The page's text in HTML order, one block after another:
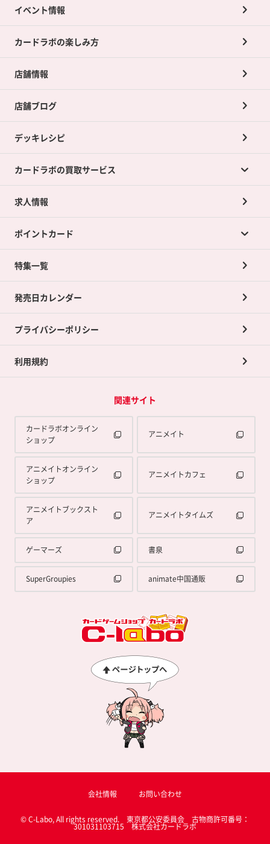
イベント情報
カードラボの楽しみ方
店舗情報
店舗ブログ
デッキレシピ
カードラボの買取サービス
カードラボの買取サービスTOP
店舗買取について
ネット買取について
買取承諾書について
求人情報
ポイントカード
ポイントカードTOP
ポイント交換景品
特集一覧
発売日カレンダー
プライバシーポリシー
利用規約
関連サイト
カードラボオンライン
ショップ
アニメイト
アニメイトオンライン
ショップ
アニメイトカフェ
アニメイトブックスト
ア
アニメイトタイムズ
ゲーマーズ 書泉
SuperGroupies animate中国通販
会社情報 お問い合わせ
© C-Labo, All rights reserved. 東京都公安委員会 古物商許可番号：
301031103715 株式会社カードラボ